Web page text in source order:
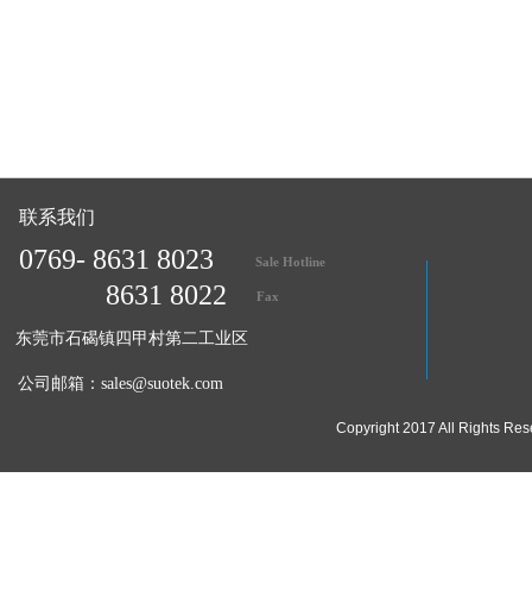
联系我们
0769- 8631 8023 Sale Hotline
8631 8022 Fax
东莞市石碣镇四甲村第二工业区
公司邮箱： sales@suotek.com
Copyright 2017 All Rights